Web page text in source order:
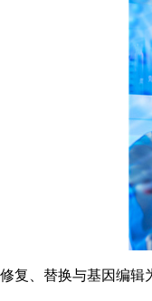
、替换与基因编辑